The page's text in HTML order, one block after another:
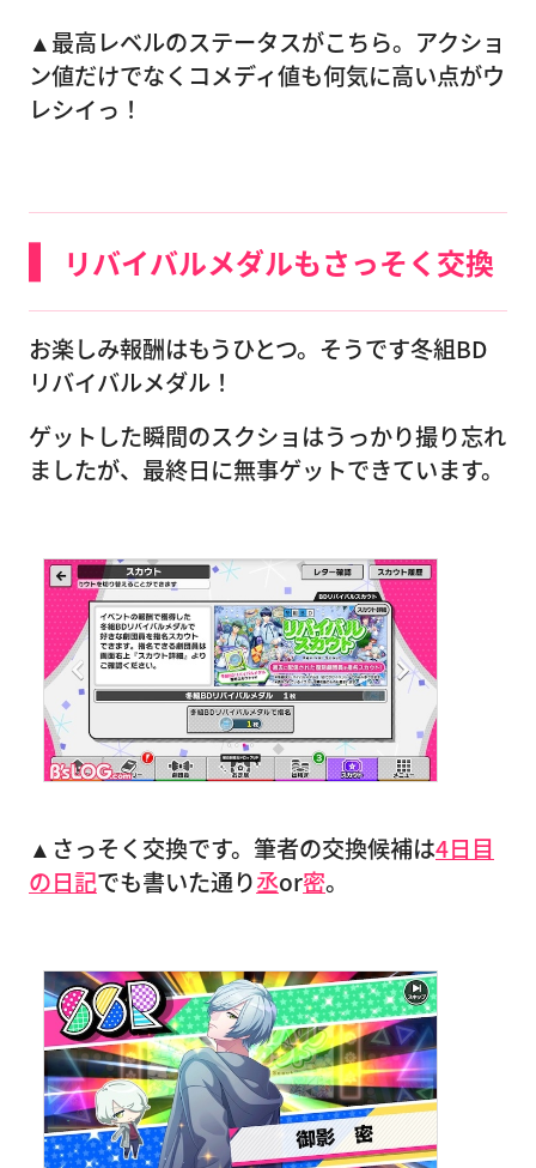
▲最高レベルのステータスがこちら。アクショ
ン値だけでなくコメディ値も何気に高い点がウ
レシイっ！
リバイバルメダルもさっそく交換
お楽しみ報酬はもうひとつ。そうです冬組BD
リバイバルメダル！
ゲットした瞬間のスクショはうっかり撮り忘れ
ましたが、最終日に無事ゲットできています。
▲さっそく交換です。筆者の交換候補は4日目
の日記でも書いた通り丞or密。